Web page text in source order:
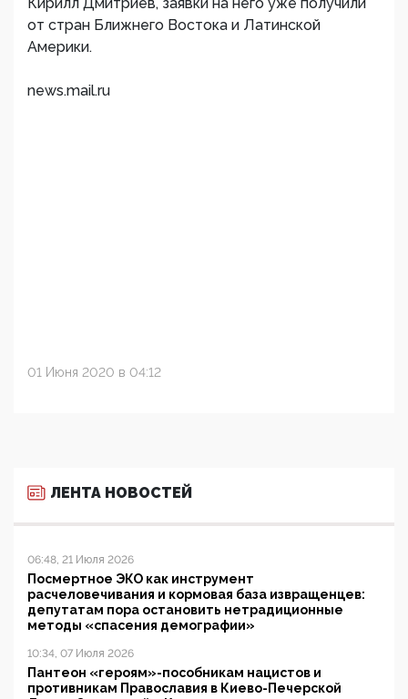
от стран Ближнего Востока и Латинской
Америки.
news.mail.ru
01 Июня 2020 в 04:12
ЛЕНТА НОВОСТЕЙ
06:48, 21 Июля 2026
Посмертное ЭКО как инструмент
расчеловечивания и кормовая база извращенцев:
депутатам пора остановить нетрадиционные
методы «спасения демографии»
10:34, 07 Июля 2026
Пантеон «героям»-пособникам нацистов и
противникам Православия в Киево-Печерской